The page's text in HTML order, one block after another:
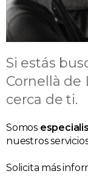
Si estás
Cornellà
cerca de ti.
Somos
nuestros
Solicita más